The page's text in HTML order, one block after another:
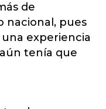
de
nacional, pues
experiencia
tenía que